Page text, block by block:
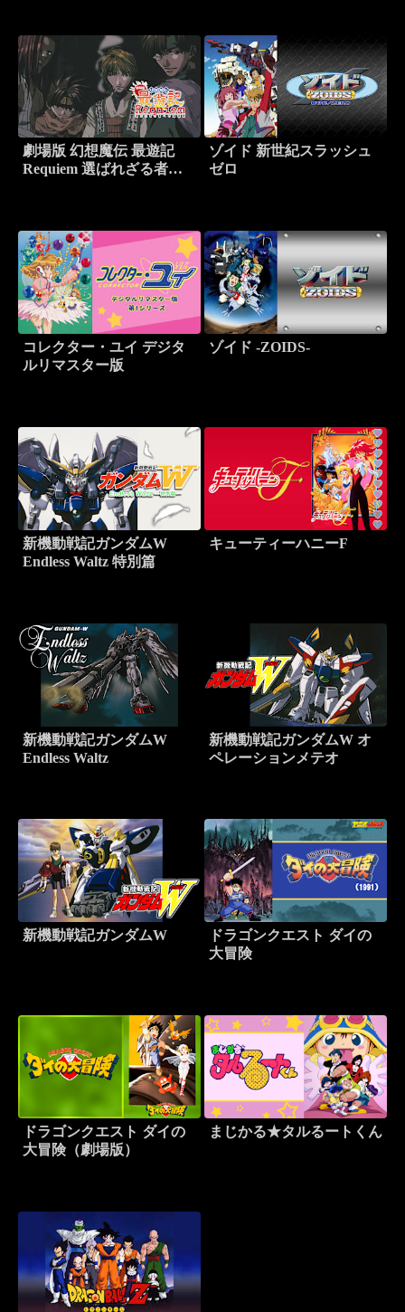
劇場版 幻想魔伝 最遊記
Requiem 選ばれざる者へ
ゾイド 新世紀スラッシュ
ゼロ
コレクター・ユイ デジタ
ルリマスター版
ゾイド -ZOIDS-
新機動戦記ガンダムW
Endless Waltz 特別篇
キューティーハニーF
新機動戦記ガンダムW
Endless Waltz
新機動戦記ガンダムW オ
ペレーションメテオ
新機動戦記ガンダムW
ドラゴンクエスト ダイの
大冒険
ドラゴンクエスト ダイの
大冒険（劇場版）
まじかる★タルるートくん